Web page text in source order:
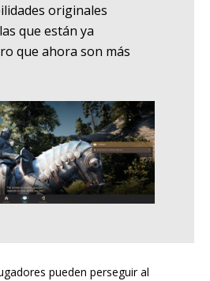
originales
que están ya
que ahora son más
pueden perseguir al